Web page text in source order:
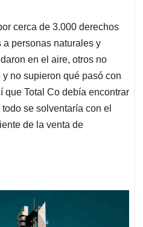
cerca de 3.000 derechos
personas naturales y
en el aire, otros no
no supieron qué pasó con
que Total Co debía encontrar
se solventaría con el
de la venta de